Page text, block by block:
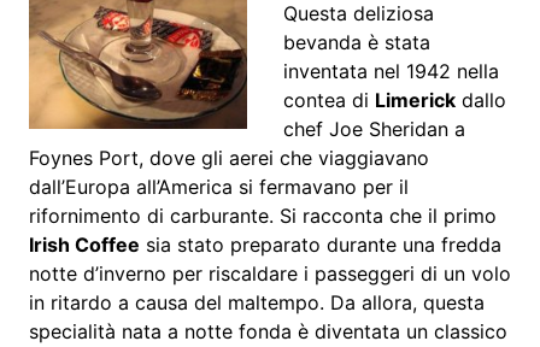
Questa deliziosa
bevanda è stata
inventata nel 1942 nella
contea di Limerickdallo
chef Joe Sheridan a
Foynes Port, dove gli aerei che viaggiavano
dall’Europa all’America si fermavano per il
rifornimento di carburante. Si racconta che il primo
Irish Coffee sia stato preparato durante una fredda
notte d’inverno per riscaldare i passeggeri di un volo
in ritardo a causa del maltempo. Da allora, questa
specialità nata a notte fonda è diventata un classico